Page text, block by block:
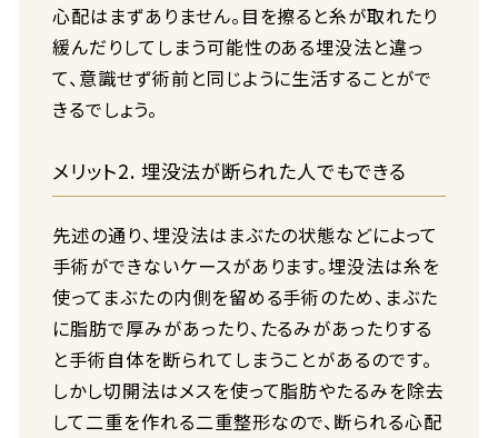
心配はまずありません。目を擦ると糸が取れたり
緩んだりしてしまう可能性のある埋没法と違っ
て、意識せず術前と同じように生活することがで
きるでしょう。
メリット2. 埋没法が断られた人でもできる
先述の通り、埋没法はまぶたの状態などによって
手術ができないケースがあります。埋没法は糸を
使ってまぶたの内側を留める手術のため、まぶた
に脂肪で厚みがあったり、たるみがあったりする
と手術自体を断られてしまうことがあるのです。
しかし切開法はメスを使って脂肪やたるみを除去
して二重を作れる二重整形なので、断られる心配